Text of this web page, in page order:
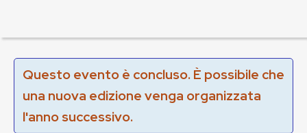
Questo evento è concluso. È possibile che
una nuova edizione venga organizzata
l'anno successivo.